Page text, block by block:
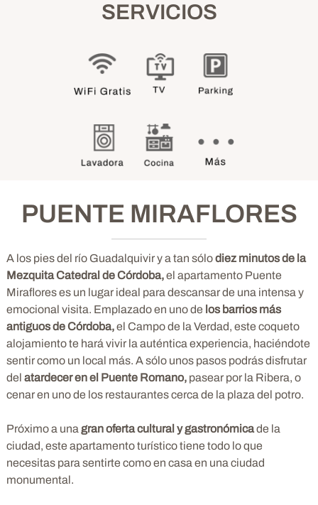
SERVICIOS
PUENTE MIRAFLORES
A los pies del río Guadalquivir y a tan sólodiez minutos de la
Mezquita Catedral de Córdoba,el apartamento Puente
Miraflores es un lugar ideal para descansar de una intensa y
emocional visita. Emplazado en uno de los barrios más
antiguos de Córdoba,el Campo de la Verdad, este coqueto
alojamiento te hará vivir la auténtica experiencia, haciéndote
sentir como un local más. A sólo unos pasos podrás disfrutar
del atardecer en el Puente Romano,pasear por la Ribera, o
cenar en uno de los restaurantes cerca de la plaza del potro.
Próximo a una gran oferta cultural y gastronómicade la
ciudad, este apartamento turístico tiene todo lo que
necesitas para sentirte como en casa en una ciudad
monumental.